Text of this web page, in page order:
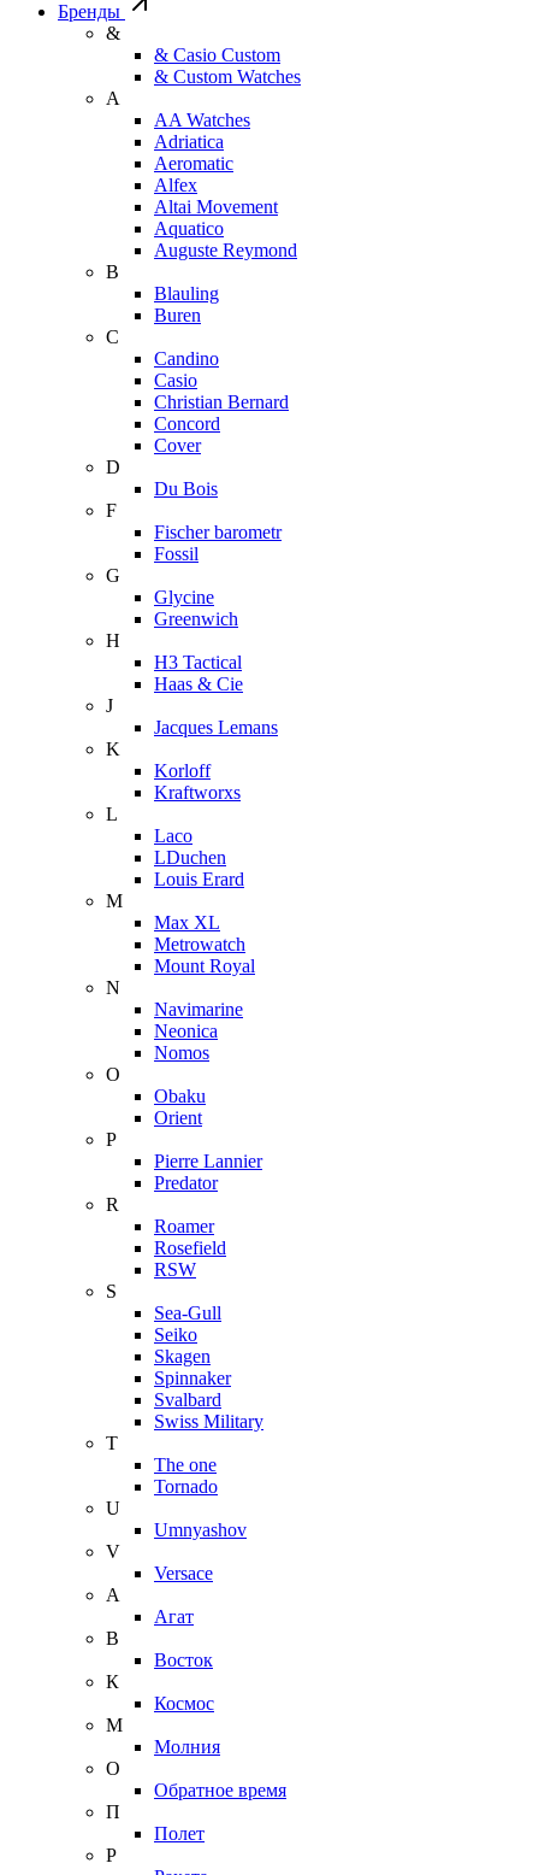
Бренды
&
& Casio Custom
& Custom Watches
A
AA Watches
Adriatica
Aeromatic
Alfex
Altai Movement
Aquatico
Auguste Reymond
B
Blauling
Buren
C
Candino
Casio
Christian Bernard
Concord
Cover
D
Du Bois
F
Fischer barometr
Fossil
G
Glycine
Greenwich
H
H3 Tactical
Haas & Cie
J
Jacques Lemans
K
Korloff
Kraftworxs
L
Laco
LDuchen
Louis Erard
M
Max XL
Metrowatch
Mount Royal
N
Navimarine
Neonica
Nomos
O
Obaku
Orient
P
Pierre Lannier
Predator
R
Roamer
Rosefield
RSW
S
Sea-Gull
Seiko
Skagen
Spinnaker
Svalbard
Swiss Military
T
The one
Tornado
U
Umnyashov
V
Versace
А
Агат
В
Восток
К
Космос
М
Молния
О
Обратное время
П
Полет
Р